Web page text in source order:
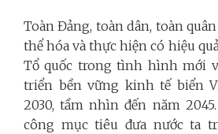
Toàn Đảng, toàn dân, toàn
thể hóa và thực hiện có hiệu
Tổ quốc trong tình hình mới
triển bền vững kinh tế biển
2030, tầm nhìn đến năm
công mục tiêu đưa nước ta